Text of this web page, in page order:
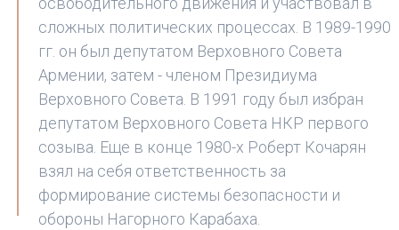
сложных политических процессах. В 1989-1990
гг. он был депутатом Верховного Совета
Армении, затем - членом Президиума
Верховного Совета. В 1991 году был избран
депутатом Верховного Совета НКР первого
созыва. Еще в конце 1980-х Роберт Кочарян
взял на себя ответственность за
формирование системы безопасности и
обороны Нагорного Карабаха.